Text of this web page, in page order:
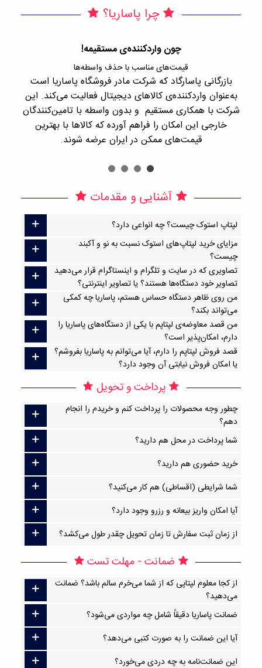
چرا پاساریا؟
چون واردکننده‌ی مستقیمه!
قیمت‌های مناسب با حذف واسطه‌ها
بازرگانی پاسارگاد که شرکت مادر فروشگاه پاساریا است
به‌عنوان واردکننده‌ی کالاهای دیجیتال فعالیت می‌کند. این
شرکت با همکاری مستقیم و بدون واسطه با تامین‌کنندگان
خارجی این امکان را فراهم آورده که کالاها با بهترین
قیمت‌های ممکن در ایران عرضه شوند.
آشنایی و مقدمات
لپتاپ استوک چیست؟ چه انواعی دارد؟
مزایای خرید لپتاپ‌های استوک نسبت به نو و آکبند
چیست؟
تصاویری که در سایت و تلگرام و اینستاگرام قرار می‌دهید
تصاویر خود دستگاه‌ها هستند؟ یا تصاویر اینترنتی؟
من روی ظاهر دستگاه حساس هستم، پاساریا چه کمکی
می‌تواند بکند؟
من قصد معاوضه‌ی لپتاپم با یکی از دستگاه‌های پاساریا را
دارم، امکان‌پذیر است؟
قصد فروش لپتاپم را دارم، آیا می‌توانم به پاساریا بفروشم؟
یا امکان فروش نیابتی آن وجود دارد؟
پرداخت و تحویل
چطور وجه محصولات را پرداخت کنم و خریدم را انجام
دهم؟
شما پرداخت در محل هم دارید؟
خرید حضوری هم دارید؟
شما شرایطی (اقساطی) هم کار می‌کنید؟
آیا امکان واریز بیعانه و رزرو وجود دارد؟
از زمان ثبت سفارش تا زمان تحویل چقدر طول می‌کشد؟
ضمانت - مهلت تست
از کجا معلوم لپتاپی که از شما می‌خرم سالم باشد؟ ضمانت
می‌دهید؟
ضمانت پاساریا دقیقاً شامل چه مواردی می‌شود؟
آیا این ضمانت را به صورت کتبی می‌دهد؟
این ضمانت‌نامه به چه دردی می‌خورد؟